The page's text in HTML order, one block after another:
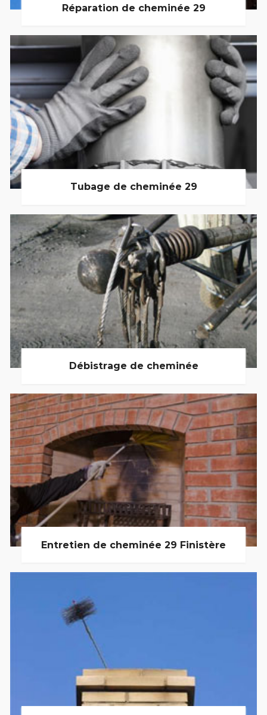
Réparation de cheminée 29
Tubage de cheminée 29
Débistrage de cheminée
Entretien de cheminée 29 Finistère